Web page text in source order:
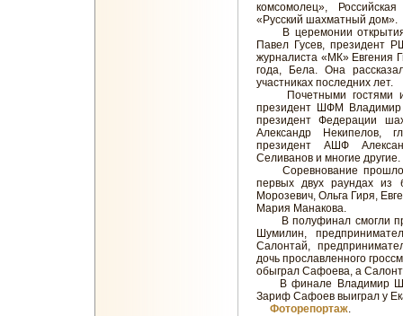
комсомолец»,
«Русский шахматный дом».
В церемонии открытия
Павел Гусев, президент
журналиста «МК» Евгения
года, Бела. Она
участниках последних лет.
Почетными гостями и
президент ШФМ Владимир
президент Федерации
Александр Некипелов,
президент АШФ
Селиванов и многие другие.
Соревнование прошло
первых двух раундах из
Морозевич, Ольга Гиря,
Мария Манакова.
В полуфинал смогли
Шумилин,
Салонтай,
дочь прославленного
обыграл Сафоева, а
В финале Владимир
Зариф Сафоев выиграл у
Фоторепортаж.